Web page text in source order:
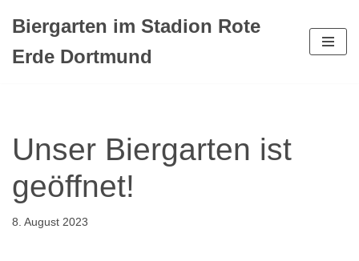
Inhalt
Biergarten im Stadion Rote
Erde Dortmund
Unser Biergarten ist
geöffnet!
8. August 2023